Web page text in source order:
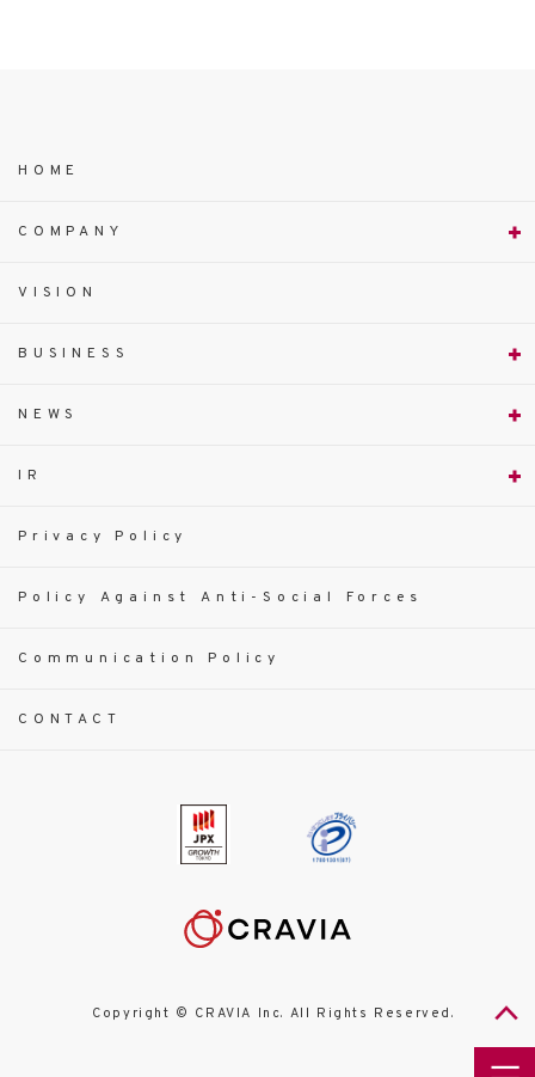
HOME
COMPANY
VISION
BUSINESS
NEWS
IR
Privacy Policy
Policy Against Anti-Social Forces
Communication Policy
CONTACT
Copyright © CRAVIA Inc. All Rights Reserved.